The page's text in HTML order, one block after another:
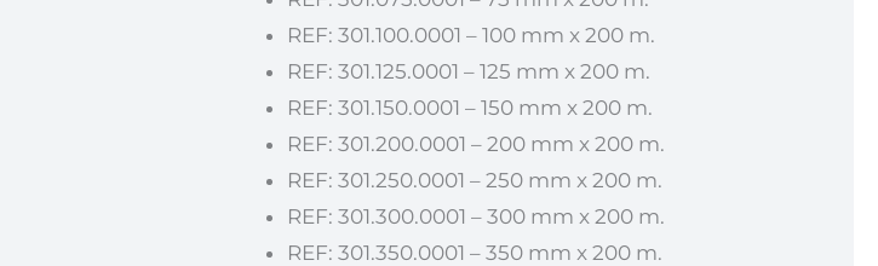
REF: 301.100.0001 – 100 mm x 200 m.
REF: 301.125.0001 – 125 mm x 200 m.
REF: 301.150.0001 – 150 mm x 200 m.
REF: 301.200.0001 – 200 mm x 200 m.
REF: 301.250.0001 – 250 mm x 200 m.
REF: 301.300.0001 – 300 mm x 200 m.
REF: 301.350.0001 – 350 mm x 200 m.